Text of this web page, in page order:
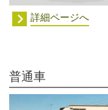
詳細ページへ
普通車